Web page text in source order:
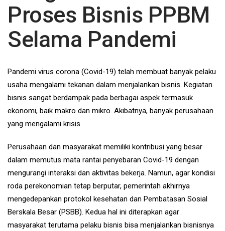
Proses Bisnis PPBM
Selama Pandemi
Pandemi virus corona (Covid-19) telah membuat banyak pelaku
usaha mengalami tekanan dalam menjalankan bisnis. Kegiatan
bisnis sangat berdampak pada berbagai aspek termasuk
ekonomi, baik makro dan mikro. Akibatnya, banyak perusahaan
yang mengalami krisis
Perusahaan dan masyarakat memiliki kontribusi yang besar
dalam memutus mata rantai penyebaran Covid-19 dengan
mengurangi interaksi dan aktivitas bekerja. Namun, agar kondisi
roda perekonomian tetap berputar, pemerintah akhirnya
mengedepankan protokol kesehatan dan Pembatasan Sosial
Berskala Besar (PSBB). Kedua hal ini diterapkan agar
masyarakat terutama pelaku bisnis bisa menjalankan bisnisnya